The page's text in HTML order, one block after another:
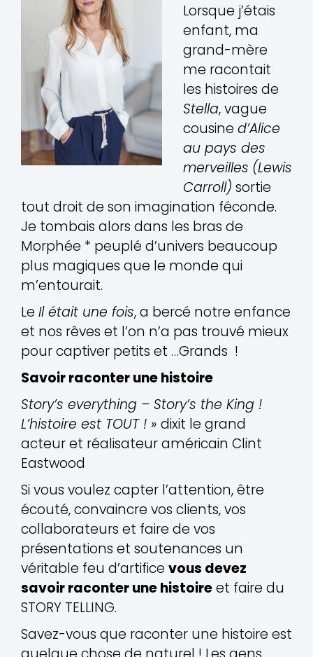
Lorsque j’étais
enfant, ma
grand-mère
me racontait
les histoires de
Stella, vague
cousine d’Alice
au pays des
merveilles (Lewis
Carroll) sortie
tout droit de son imagination féconde.
Je tombais alors dans les bras de
Morphée * peuplé d’univers beaucoup
plus magiques que le monde qui
m’entourait.
Le Il était une fois, a bercé notre enfance
et nos rêves et l’on n’a pas trouvé mieux
pour captiver petits et …Grands !
Savoir raconter une histoire
Story’s everything – Story’s the King !
L’histoire est TOUT ! » dixit le grand
acteur et réalisateur américain Clint
Eastwood
Si vous voulez capter l’attention, être
écouté, convaincre vos clients, vos
collaborateurs et faire de vos
présentations et soutenances un
véritable feu d’artifice vous devez
savoir raconter une histoireet faire du
STORY TELLING.
Savez-vous que raconter une histoire est